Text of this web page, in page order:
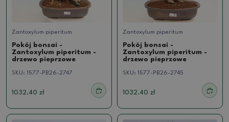
Zantoxylum piperitum
Pokój bonsai -
Zantoxylum piperitum -
drzewo pieprzowe
SKU: 1577-PB26-2747
1032.40 zł
Zantoxylum piperitum
Pokój bonsai -
Zantoxylum piperitum -
drzewo pieprzowe
SKU: 1577-PB26-2745
1032.40 zł